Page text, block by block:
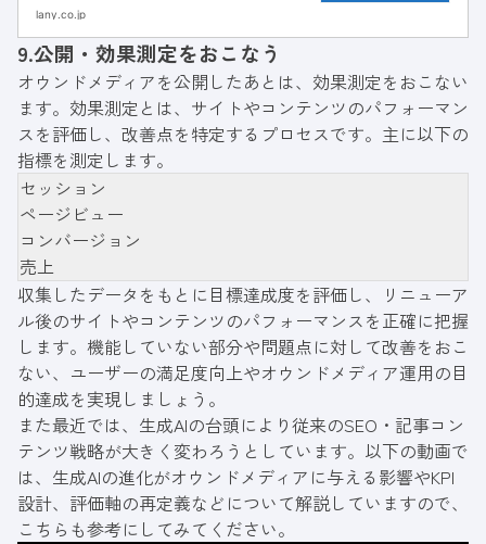
客を狙う手法です。本記事では、コンテンツ
成功事例まで詳しく解説します。
lany.co.jp
9.公開・効果測定をおこなう
オウンドメディアを公開したあとは、効果測定をおこない
ます。効果測定とは、サイトやコンテンツのパフォーマン
スを評価し、改善点を特定するプロセスです。主に以下の
指標を測定します。
セッション
ページビュー
コンバージョン
売上
収集したデータをもとに目標達成度を評価し、リニューア
ル後のサイトやコンテンツのパフォーマンスを正確に把握
します。機能していない部分や問題点に対して改善をおこ
ない、ユーザーの満足度向上やオウンドメディア運用の目
的達成を実現しましょう。
また最近では、生成AIの台頭により従来のSEO・記事コン
テンツ戦略が大きく変わろうとしています。以下の動画で
は、生成AIの進化がオウンドメディアに与える影響やKPI
設計、評価軸の再定義などについて解説していますので、
こちらも参考にしてみてください。